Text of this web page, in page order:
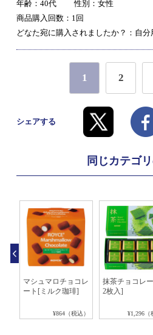
年齢：40代
性別：女性
商品購入回数：1回
どなた宛に購入されましたか？：自分
1 2
シェアする
同じカテゴ
マシュマロチョコレ
ート[ミルク珈琲]
¥864（税込）
抹茶チョコレ
2枚入]
¥1,296（